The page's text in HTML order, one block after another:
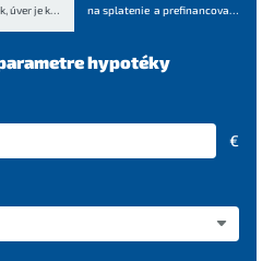
úver jekrytý bytom alebo domom na splatenie a prefinancovanie
hypotéky
€